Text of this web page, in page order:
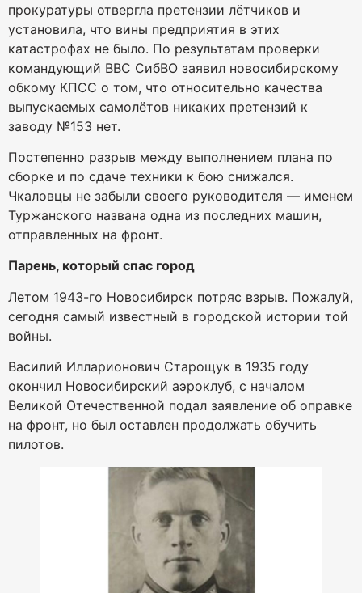
прокуратуры отвергла претензии лётчиков и
установила, что вины предприятия в этих
катастрофах не было. По результатам проверки
командующий ВВС СибВО заявил новосибирскому
обкому КПСС о том, что относительно качества
выпускаемых самолётов никаких претензий к
заводу №153 нет.
Постепенно разрыв между выполнением плана по
сборке и по сдаче техники к бою снижался.
Чкаловцы не забыли своего руководителя — именем
Туржанского названа одна из последних машин,
отправленных на фронт.
Парень, который спас город
Летом 1943-го Новосибирск потряс взрыв. Пожалуй,
сегодня самый известный в городской истории той
войны.
Василий Илларионович Старощук в 1935 году
окончил Новосибирский аэроклуб, с началом
Великой Отечественной подал заявление об оправке
на фронт, но был оставлен продолжать обучить
пилотов.